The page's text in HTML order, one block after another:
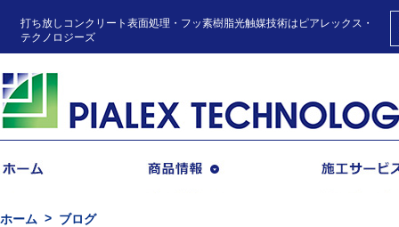
打ち放しコンクリート表面処理・フッ素樹脂光触媒技術はピアレックス・
テクノロジーズ
ホーム ブログ